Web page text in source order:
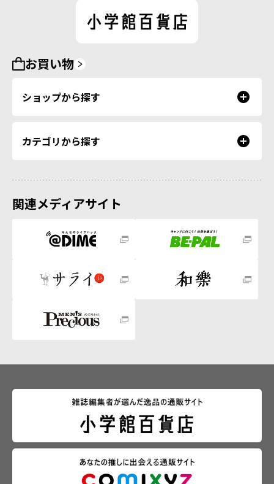
お買い物
ショップから探す
カテゴリから探す
関連メディアサイト